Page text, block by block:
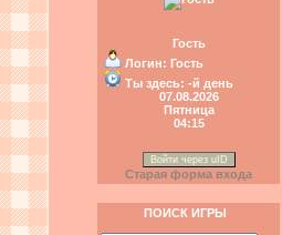
Гость
Логин: Гость
Ты здесь: -й день
07.08.2026
Пятница
04:15
Войти через uID
Старая форма входа
ПОИСК ИГРЫ